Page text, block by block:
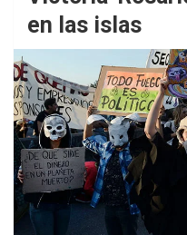
en las islas